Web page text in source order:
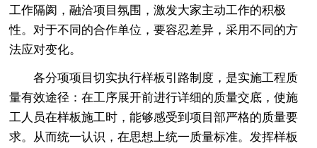
工作隔阂，融洽项目氛围，激发大家主动工作的积极
性。对于不同的合作单位，要容忍差异，采用不同的方
法应对变化。
各分项项目切实执行样板引路制度，是实施工程质
量有效途径：在工序展开前进行详细的质量交底，使施
工人员在样板施工时，能够感受到项目部严格的质量要
求。从而统一认识，在思想上统一质量标准。发挥样板